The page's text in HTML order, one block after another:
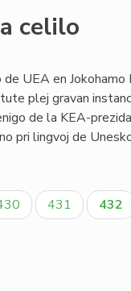
celilo
UEA en Jokohamo
plej gravan
de la KEA-
pri lingvoj de
Paĝo
431
paĝo
432